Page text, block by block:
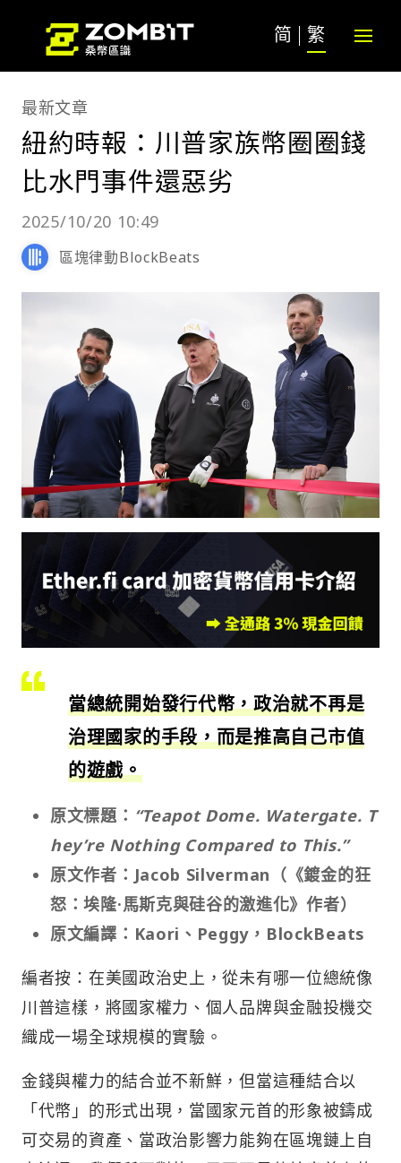
简 繁
最新文章
紐約時報：川普家族幣圈圈錢
比水門事件還惡劣
2025/10/20 10:49
區塊律動BlockBeats
當總統開始發行代幣，政治就不再是
治理國家的手段，而是推高自己市值
的遊戲。
原文標題： “Teapot Dome. Watergate. T
hey’re Nothing Compared to This.”
原文作者：Jacob Silverman（《鍍金的狂
怒：埃隆·馬斯克與硅谷的激進化》作者）
原文編譯：Kaori、Peggy，BlockBeats
編者按：在美國政治史上，從未有哪一位總統像
川普這樣，將國家權力、個人品牌與金融投機交
織成一場全球規模的實驗。
金錢與權力的結合並不新鮮，但當這種結合以
「代幣」的形式出現，當國家元首的形象被鑄成
可交易的資產、當政治影響力能夠在區塊鏈上自